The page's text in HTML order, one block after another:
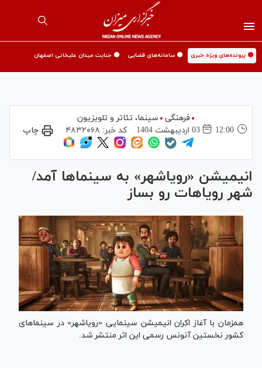
🟡 پرونده‌های ویژه خبری 🟡 سامانه‌های قضایی 🟡 جنایت میدان علیخانی اصفهان
فرهنگی
سینما،‌ تئاتر و تلویزیون
12:00
03 ارديبهشت 1404 کد خبر: ۴۸۳۲۰۶۸ چاپ
انیمیشن «رویاشهر» به سینما‌ها آمد/
شهر رویاهات رو بساز
همزمان با آغاز اکران انیمیشن سینمایی «رویاشهر» در سینما‌های
کشور نخستین آنونس رسمی این اثر منتشر شد.